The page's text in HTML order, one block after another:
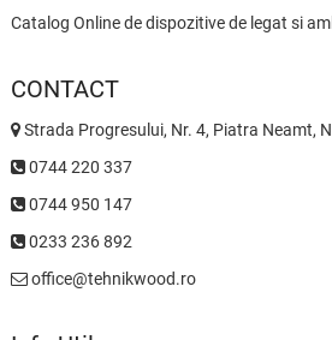
Catalog Online de dispozitive de legat si
CONTACT
Strada Progresului, Nr. 4, Piatra Neamt,
0744 220 337
0744 950 147
0233 236 892
office@tehnikwood.ro